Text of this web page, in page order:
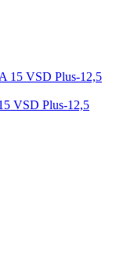
VSD Plus-12,5